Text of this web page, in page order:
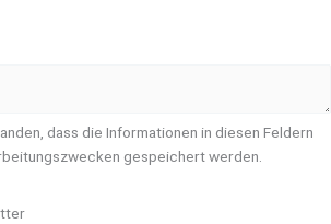
dass die Informationen in diesen Feldern
gespeichert werden.